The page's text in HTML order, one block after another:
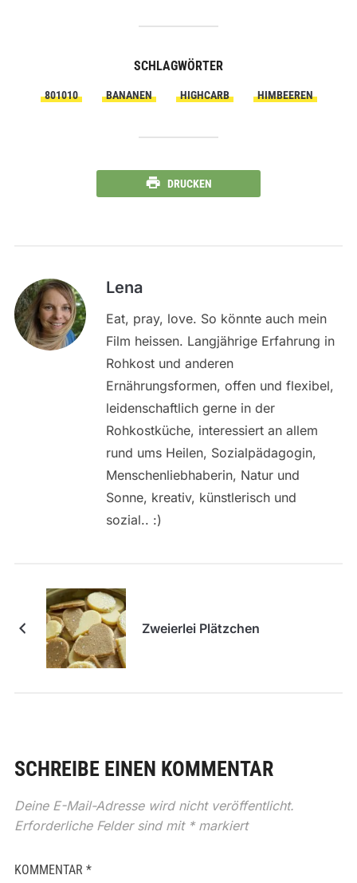
SCHLAGWÖRTER
801010 BANANEN HIGHCARB HIMBEEREN
DRUCKEN
Lena
Eat, pray, love. So könnte auch mein
Film heissen. Langjährige Erfahrung in
Rohkost und anderen
Ernährungsformen, offen und flexibel,
leidenschaftlich gerne in der
Rohkostküche, interessiert an allem
rund ums Heilen, Sozialpädagogin,
Menschenliebhaberin, Natur und
Sonne, kreativ, künstlerisch und
sozial.. :)
Zweierlei Plätzchen
SCHREIBE EINEN KOMMENTAR
Deine E-Mail-Adresse wird nicht veröffentlicht.
Erforderliche Felder sind mit *markiert
KOMMENTAR *